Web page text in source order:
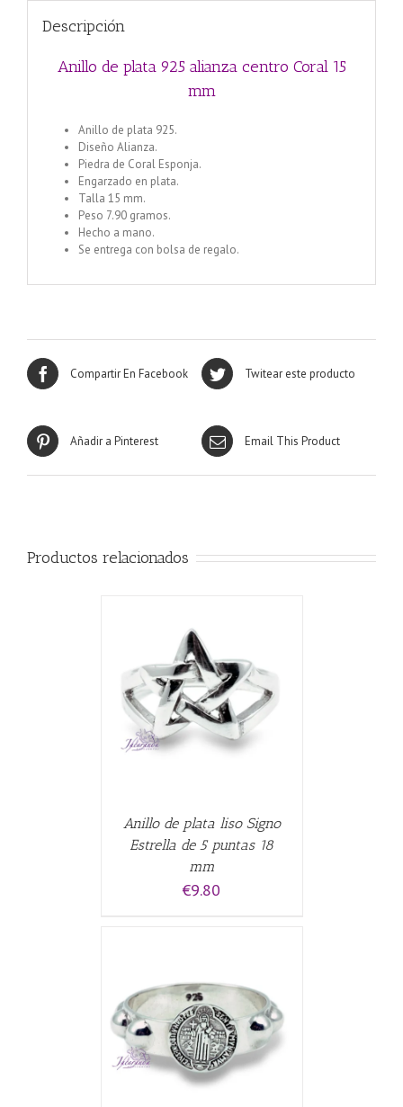
Descripción
Anillo de plata 925 alianza centro Coral 15
mm
Anillo de plata 925.
Diseño Alianza.
Piedra de Coral Esponja.
Engarzado en plata.
Talla 15 mm.
Peso 7.90 gramos.
Hecho a mano.
Se entrega con bolsa de regalo.
Compartir En Facebook Twitear este producto
Añadir a Pinterest Email This Product
Productos relacionados
Anillo de plata liso Signo
Estrella de 5 puntas 18
mm
€9.80